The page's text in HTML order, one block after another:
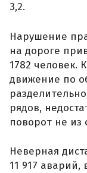
3,2.
Нарушение
на дороге
1782 человек.
движение по
рядов,
поворот не из
Неверная
11 917 аварий,